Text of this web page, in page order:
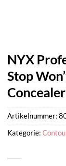
NYX
Stop
Artikelnummer:
Kategorie: